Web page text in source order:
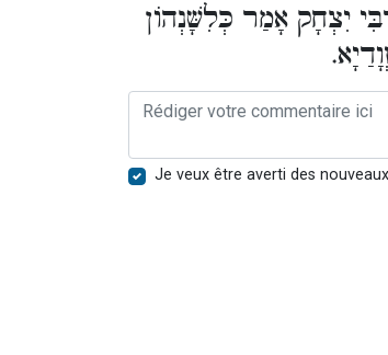
יִצְחָק אָמַר כְּלִשָּׁנְהוֹן
Je veux être averti des